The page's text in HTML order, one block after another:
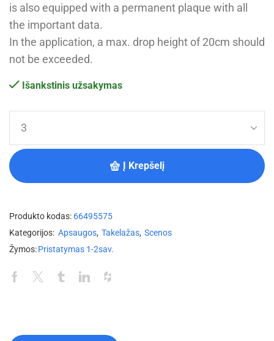
is also equipped with a permanent plaque with all
the important data.
In the application, a max. drop height of 20cm should
not be exceeded.
Išankstinis užsakymas
Į Krepšelį
Produkto kodas: 66495575
Kategorijos: Apsaugos, Takelažas, Scenos
Žymos:Pristatymas 1-2sav.